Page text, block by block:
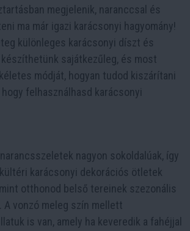
megjelenik, naranccsal és
ma már igazi karácsonyi hagyomány!
különleges karácsonyi díszt és
sajátkezűleg, és most
módját, hogyan tudod kiszárítani
felhasználhasd karácsonyi
nagyon sokoldalúak, így
karácsonyi dekorációs ötletek
otthonod belső tereinek szezonális
A vonzó meleg szín mellett
is van, amely ha keveredik a fahéjjal